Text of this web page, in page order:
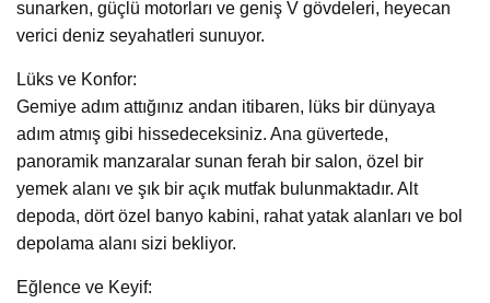
sunarken, güçlü motorları ve geniş V gövdeleri, heyecan
verici deniz seyahatleri sunuyor.
Lüks ve Konfor:
Gemiye adım attığınız andan itibaren, lüks bir dünyaya
adım atmış gibi hissedeceksiniz. Ana güvertede,
panoramik manzaralar sunan ferah bir salon, özel bir
yemek alanı ve şık bir açık mutfak bulunmaktadır. Alt
depoda, dört özel banyo kabini, rahat yatak alanları ve bol
depolama alanı sizi bekliyor.
Eğlence ve Keyif: